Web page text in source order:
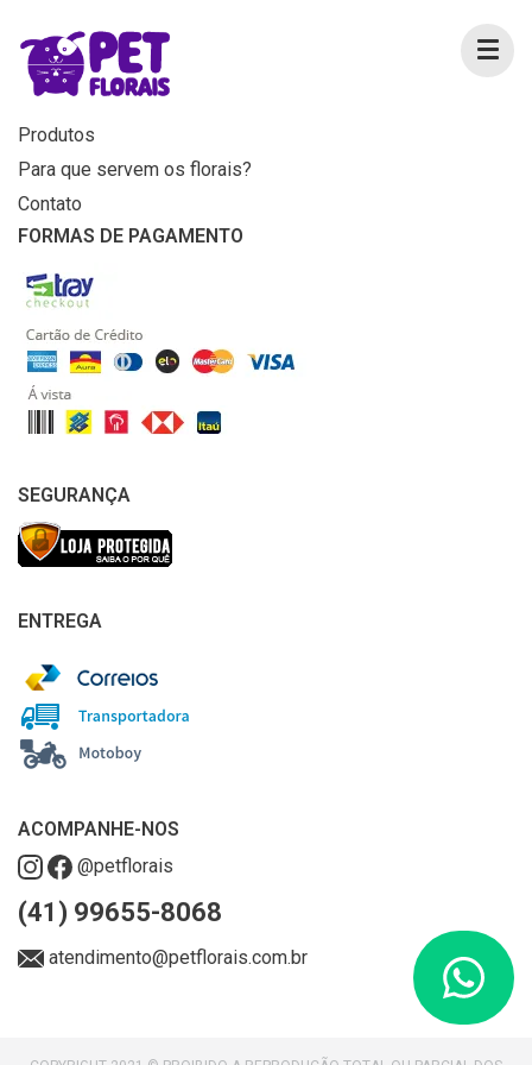
MENU
Home
Produtos
Para que servem os florais?
Contato
FORMAS DE PAGAMENTO
SEGURANÇA
ENTREGA
ACOMPANHE-NOS
@petflorais
(41) 99655-8068
atendimento@petflorais.com.br